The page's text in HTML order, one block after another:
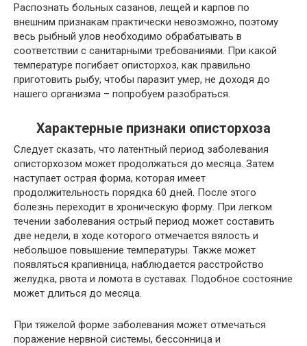
Распознать больных сазанов, лещей и карпов по
внешним признакам практически невозможно, поэтому
весь рыбный улов необходимо обрабатывать в
соответствии с санитарными требованиями. При какой
температуре погибает описторхоз, как правильно
приготовить рыбу, чтобы паразит умер, не доходя до
нашего организма – попробуем разобраться.
Характерные признаки описторхоза
Следует сказать, что латентный период заболевания
описторхозом может продолжаться до месяца. Затем
наступает острая форма, которая имеет
продолжительность порядка 60 дней. После этого
болезнь переходит в хроническую форму. При легком
течении заболевания острый период может составить
две недели, в ходе которого отмечается вялость и
небольшое повышение температуры. Также может
появляться крапивница, наблюдается расстройство
желудка, рвота и ломота в суставах. Подобное состояние
может длиться до месяца.
При тяжелой форме заболевания может отмечаться
поражение нервной системы, бессонница и